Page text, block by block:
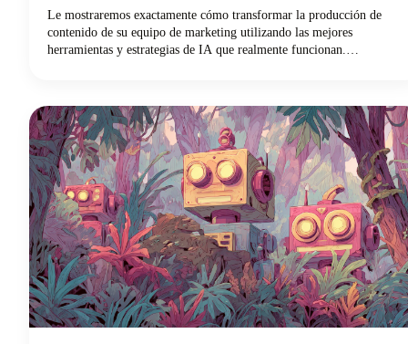
Le mostraremos exactamente cómo transformar la producción de
contenido de su equipo de marketing utilizando las mejores
herramientas y estrategias de IA que realmente funcionan.
implementación de flujos de trabajo colaborativos que mantengan la
coherencia de la marca.